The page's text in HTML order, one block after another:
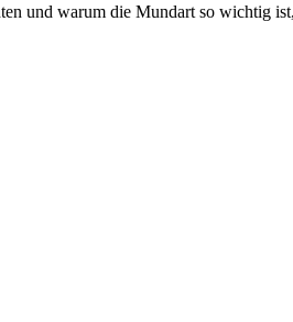
und warum die Mundart so wichtig